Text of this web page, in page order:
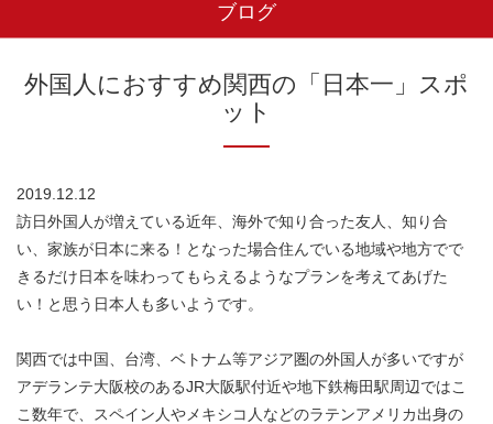
ブログ
外国人におすすめ関西の「日本一」スポ
ット
2019.12.12
訪日外国人が増えている近年、海外で知り合った友人、知り合
い、家族が日本に来る！となった場合住んでいる地域や地方でで
きるだけ日本を味わってもらえるようなプランを考えてあげた
い！と思う日本人も多いようです。
関西では中国、台湾、ベトナム等アジア圏の外国人が多いですが
アデランテ大阪校のあるJR大阪駅付近や地下鉄梅田駅周辺ではこ
こ数年で、スペイン人やメキシコ人などのラテンアメリカ出身の